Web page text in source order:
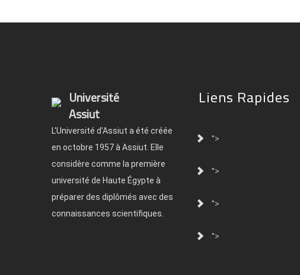
Université
Assiut
L'Université d'Assiut a été créée
en octobre 1957 à Assiut. Elle
considère comme la première
université de Haute Égypte à
préparer des diplômés avec des
connaissances scientifiques.
Liens Rapides
">
">
">
">